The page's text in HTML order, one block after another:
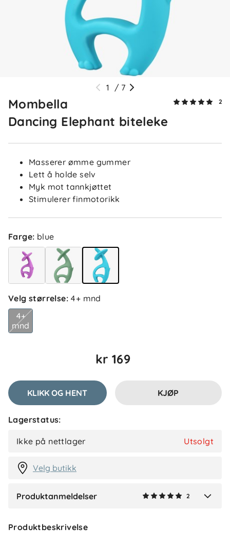
1 / 7
Mombella 2
Dancing Elephant biteleke
Masserer ømme gummer
Lett å holde selv
Myk mot tannkjøttet
Stimulerer finmotorikk
Farge: blue
Velg størrelse: 4+ mnd
4+
mnd
kr 169
KLIKK OG HENT KJØP
Lagerstatus:
Ikke på nettlager Utsolgt
Velg butikk
Produktanmeldelser 2
5.0
basert på 2 anmeldelser
4
3
2
1
Anmeldelser (2)
Sorter etter
1 måned siden
H
Produktbeskrivelse